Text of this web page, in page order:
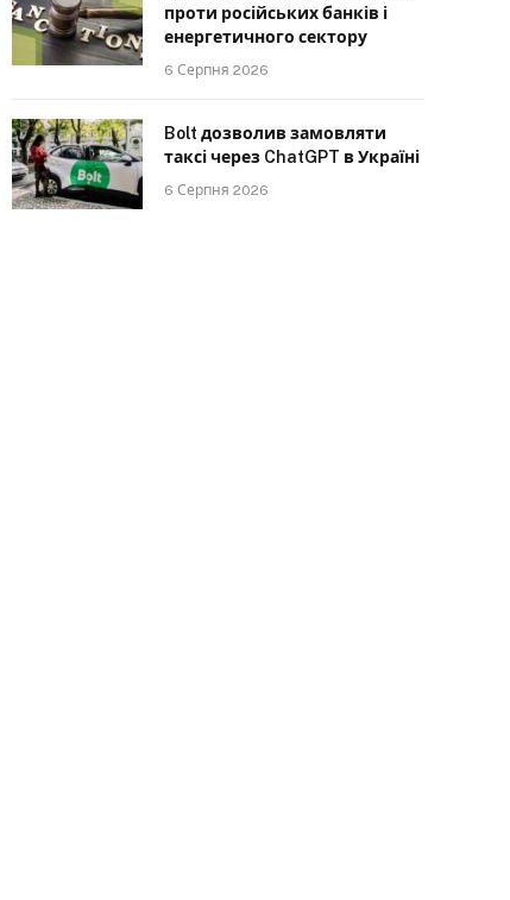
проти російських банків і
енергетичного сектору
6 Серпня 2026
Bolt дозволив замовляти
таксі через ChatGPT в Україні
6 Серпня 2026